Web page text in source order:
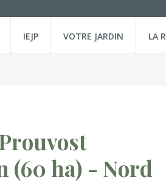
IEJP VOTRE JARDIN LA
(60 ha) - Nord